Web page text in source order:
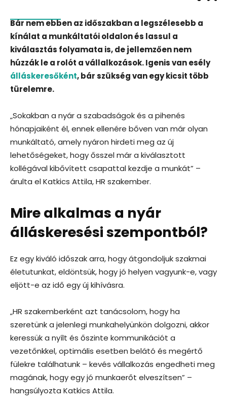
Bár nem ebben az időszakban a legszélesebb a
kínálat a munkáltatói oldalon és lassul a
kiválasztás folyamata is, de jellemzően nem
húzzák le a rolót a vállalkozások. Igenis van esély
álláskeresőként, bár szükség van egy kicsit több
türelemre.
„Sokakban a nyár a szabadságok és a pihenés
hónapjaiként él, ennek ellenére bőven van már olyan
munkáltató, amely nyáron hirdeti meg az új
lehetőségeket, hogy ősszel már a kiválasztott
kollégával kibővített csapattal kezdje a munkát” –
árulta el Katkics Attila, HR szakember.
Mire alkalmas a nyár
álláskeresési szempontból?
Ez egy kiváló időszak arra, hogy átgondoljuk szakmai
életutunkat, eldöntsük, hogy jó helyen vagyunk-e, vagy
eljött-e az idő egy új kihívásra.
„HR szakemberként azt tanácsolom, hogy ha
szeretünk a jelenlegi munkahelyünkön dolgozni, akkor
keressük a nyílt és őszinte kommunikációt a
vezetőnkkel, optimális esetben belátó és megértő
fülekre találhatunk – kevés vállalkozás engedheti meg
magának, hogy egy jó munkaerőt elveszítsen” –
hangsúlyozta Katkics Attila.